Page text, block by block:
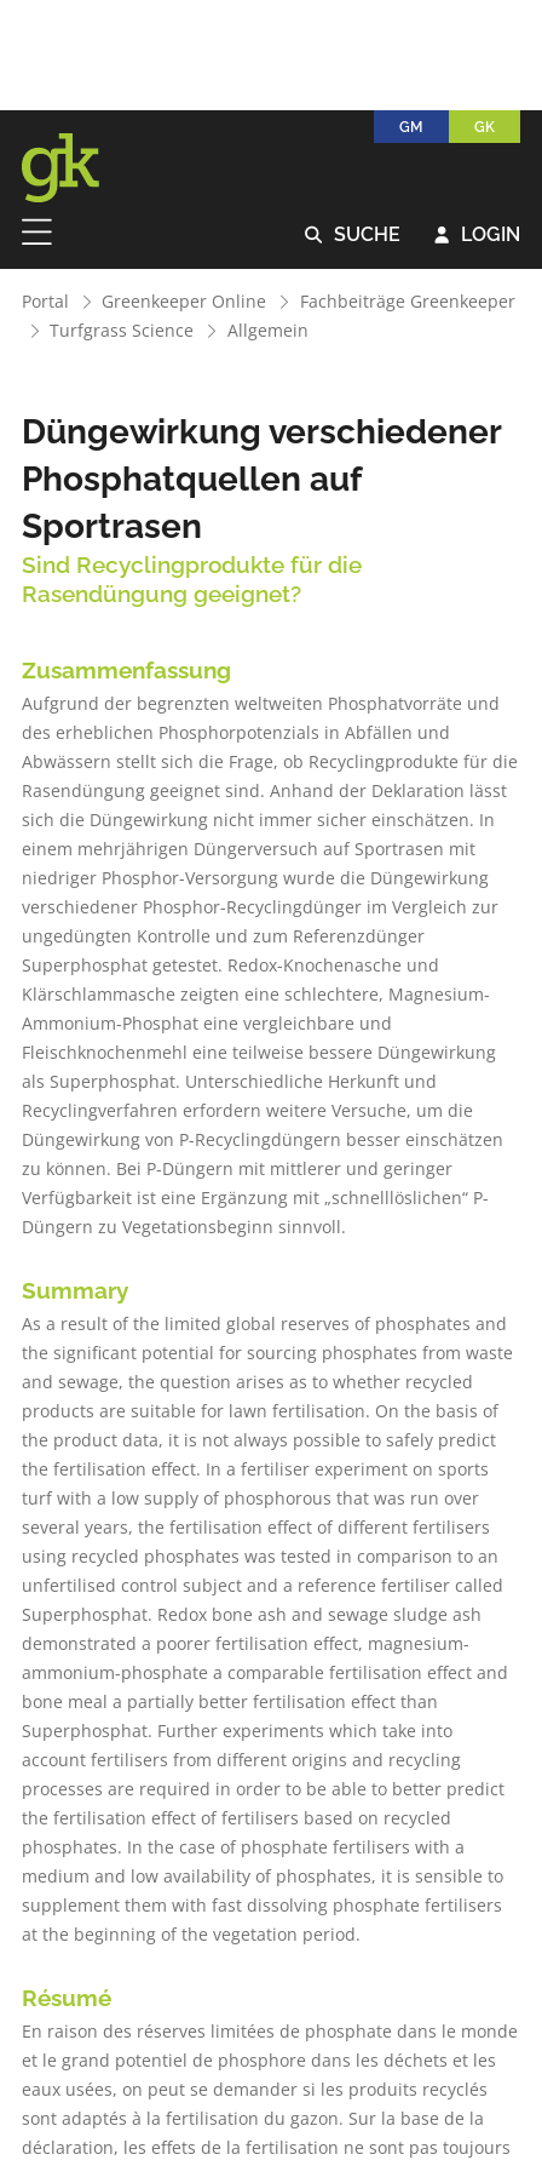
GM GK
 SUCHE  LOGIN
Portal Greenkeeper Online
Fachbeiträge Greenkeeper
Turfgrass Science
Allgemein
Düngewirkung verschiedener
Phosphatquellen auf
Sportrasen
Sind Recyclingprodukte für die
Rasendüngung geeignet?
Zusammenfassung
Aufgrund der begrenzten weltweiten Phosphatvorräte und
des erheblichen Phosphorpotenzials in Abfällen und
Abwässern stellt sich die Frage, ob Recyclingprodukte für die
Rasendüngung geeignet sind. Anhand der Deklaration lässt
sich die Düngewirkung nicht immer sicher einschätzen. In
einem mehrjährigen Düngerversuch auf Sportrasen mit
niedriger Phosphor-Versorgung wurde die Düngewirkung
verschiedener Phosphor-Recyclingdünger im Vergleich zur
ungedüngten Kontrolle und zum Referenzdünger
Superphosphat getestet. Redox-Knochenasche und
Klärschlammasche zeigten eine schlechtere, Magnesium-
Ammonium-­Phosphat eine vergleichbare und
Fleischknochenmehl eine teilweise bessere Düngewirkung
als Superphosphat. Unterschiedliche Herkunft und
Recyclingverfahren erfordern weitere Versuche, um die
Düngewirkung von P-Recyclingdüngern besser einschätzen
zu können. Bei P-Düngern mit mittlerer und geringer
Verfügbarkeit ist eine Ergänzung mit „schnelllöslichen“ P-
Düngern zu Vegetationsbeginn sinnvoll.
Summary
As a result of the limited global reserves of phosphates and
the significant potential for sourcing phosphates from waste
and sewage, the question arises as to whether recycled
products are suitable for lawn fertilisation. On the basis of
the product data, it is not always possible to safely predict
the fertilisation effect. In a fertiliser experiment on sports
turf with a low supply of phosphorous that was run over
several years, the fertilisation effect of different fertilisers
using recycled phosphates was tested in comparison to an
unfertilised control subject and a reference fertiliser called
Superphosphat. Redox bone ash and sewage sludge ash
demonstrated a poorer fertilisation effect, magnesium-
ammonium-phosphate a comparable fertilisation effect and
bone meal a partially better fertilisation effect than
Superphosphat. Further experiments which take into
account fertilisers from different origins and recycling
processes are required in order to be able to better predict
the fertilisation effect of fertilisers based on recycled
phosphates. In the case of phosphate fertilisers with a
medium and low availability of phosphates, it is sensible to
supplement them with fast dissolving phosphate fertilisers
at the beginning of the vegetation period.
Résumé
En raison des réserves limitées de phosphate dans le monde
et le grand potentiel de phosphore dans les déchets et les
eaux usées, on peut se demander si les produits recyclés
sont adaptés à la fertilisation du gazon. Sur la base de la
déclaration, les effets de la fertilisation ne sont pas toujours